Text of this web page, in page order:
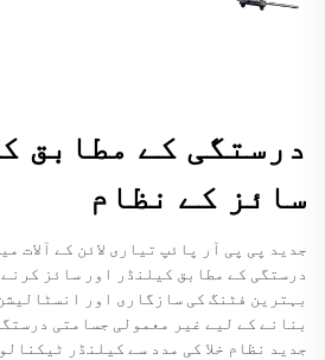
درستگی کے مطابق
سائز کے نظام
جدید پی پی آر پائپ تیاری لائن کے آلات
درستگی کے مطابق کیلنڈر اور سائز
بہترین فٹنگ کی سازگاری اور
بنانے کے لیے غیر معمولی جسامتی
جدید نظام خلا کی مدد سے کیلنڈر